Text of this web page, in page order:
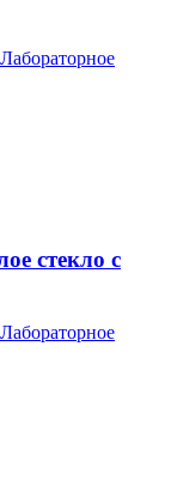
Лабораторное
стекло с
Лабораторное